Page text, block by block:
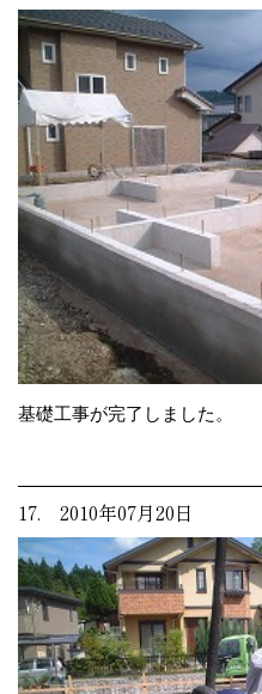
基礎工事が完了しました。
17. 2010年07月20日